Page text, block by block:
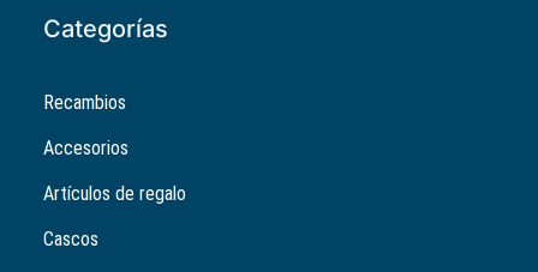
Categorías
Recambios
Accesorios
Artículos de regalo
Cascos